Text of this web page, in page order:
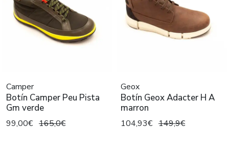
Camper
Botín Camper Peu Pista
Gm verde
99,00€ 165,0€
Geox
Botín Geox Adacter H A
marron
104,93€ 149,9€